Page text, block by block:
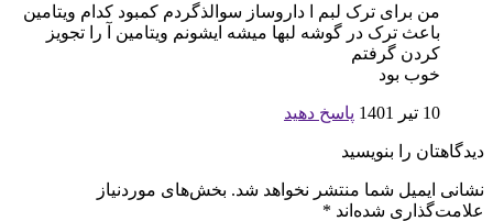
من برای ترک لبم ا داروساز سوالذگردم کمبود کدام ویتامین
باعث ترک در گوشه لبها میشه ایشونم ویتامین آ را تجویز
کردن گرفتم
خوب بود
10 تیر 1401 پاسخ دهید
دیدگاهتان را بنویسید
نشانی ایمیل شما منتشر نخواهد شد. بخش‌های موردنیاز
علامت‌گذاری شده‌اند *